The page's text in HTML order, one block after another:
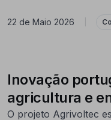
22 de Maio 2026
Inovação
agricultura e
O projeto Agrivoltec